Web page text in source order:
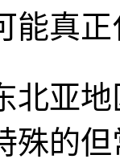
能真
北亚
殊的